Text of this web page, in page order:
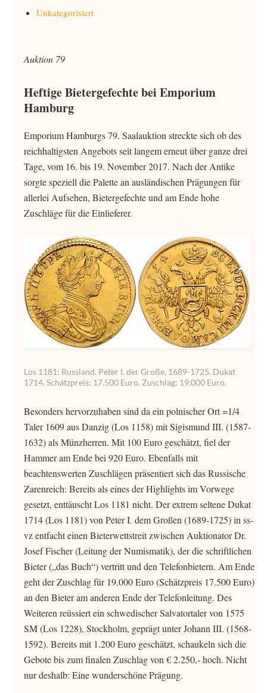
Unkategorisiert
Auktion 79
Heftige Bietergefechte bei Emporium
Hamburg
Emporium Hamburgs 79. Saalauktion streckte sich ob des
reichhaltigsten Angebots seit langem erneut über ganze drei
Tage, vom 16. bis 19. November 2017. Nach der Antike
sorgte speziell die Palette an ausländischen Prägungen für
allerlei Aufsehen, Bietergefechte und am Ende hohe
Zuschläge für die Einlieferer.
Los 1181: Russland. Peter I. der Große, 1689-1725. Dukat
1714. Schätzpreis: 17.500 Euro. Zuschlag: 19.000 Euro.
Besonders hervorzuhaben sind da ein polnischer Ort =1/4
Taler 1609 aus Danzig (Los 1158) mit Sigismund III. (1587-
1632) als Münzherren. Mit 100 Euro geschätzt, fiel der
Hammer am Ende bei 920 Euro. Ebenfalls mit
beachtenswerten Zuschlägen präsentiert sich das Russische
Zarenreich: Bereits als eines der Highlights im Vorwege
gesetzt, enttäuscht Los 1181 nicht. Der extrem seltene Dukat
1714 (Los 1181) von Peter I. dem Großen (1689-1725) in ss-
vz entfacht einen Bieterwettstreit zwischen Auktionator Dr.
Josef Fischer (Leitung der Numismatik), der die schriftlichen
Bieter („das Buch“) vertritt und den Telefonbietern. Am Ende
geht der Zuschlag für 19.000 Euro (Schätzpreis 17.500 Euro)
an den Bieter am anderen Ende der Telefonleitung. Des
Weiteren reüssiert ein schwedischer Salvatortaler von 1575
SM (Los 1228), Stockholm, geprägt unter Johann III. (1568-
1592). Bereits mit 1.200 Euro geschätzt, schaukeln sich die
Gebote bis zum finalen Zuschlag von € 2.250,- hoch. Nicht
nur deshalb: Eine wunderschöne Prägung.